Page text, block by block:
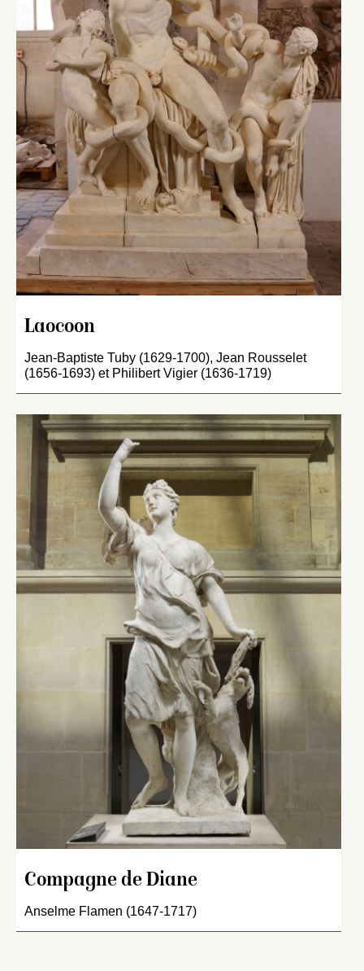
Laocoon
Jean-Baptiste Tuby (1629-1700), Jean Rousselet
(1656-1693) et Philibert Vigier (1636-1719)
Compagne de Diane
Anselme Flamen (1647-1717)